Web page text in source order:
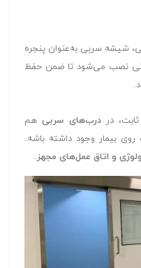
شیشه سربی به‌عنوان پنجره
نصب می‌شود تا ضمن حفظ
دردرب‌های سربیهم
بیمار وجود داشته باشه.
و اتاق عمل‌های مجهز.